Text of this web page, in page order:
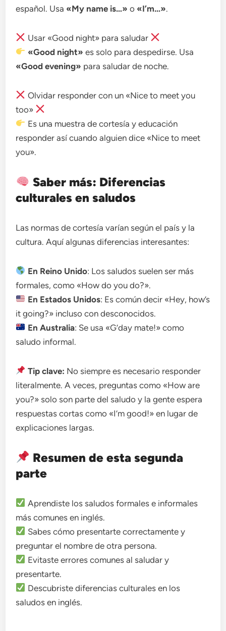
español. Usa «My name is…» o «I’m…».
Usar «Good night» para saludar
«Good night» es solo para despedirse. Usa
«Good evening» para saludar de noche.
Olvidar responder con un «Nice to meet you
too»
Es una muestra de cortesía y educación
responder así cuando alguien dice «Nice to meet
you».
Saber más: Diferencias
culturales en saludos
Las normas de cortesía varían según el país y la
cultura. Aquí algunas diferencias interesantes:
En Reino Unido: Los saludos suelen ser más
formales, como «How do you do?».
En Estados Unidos: Es común decir «Hey, how’s
it going?» incluso con desconocidos.
En Australia: Se usa «G’day mate!» como
saludo informal.
Tip clave: No siempre es necesario responder
literalmente. A veces, preguntas como «How are
you?» solo son parte del saludo y la gente espera
respuestas cortas como «I’m good!» en lugar de
explicaciones largas.
Resumen de esta segunda
parte
Aprendiste los saludos formales e informales
más comunes en inglés.
Sabes cómo presentarte correctamente y
preguntar el nombre de otra persona.
Evitaste errores comunes al saludar y
presentarte.
Descubriste diferencias culturales en los
saludos en inglés.